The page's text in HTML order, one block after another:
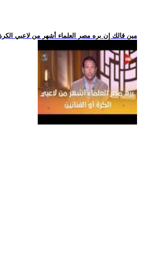
.. مين قالك إن بره مصر العلماء أشهر من لاعبي الكرة